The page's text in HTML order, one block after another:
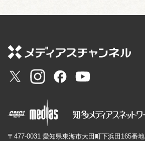
〒477-0031 愛知県東海市大田町下浜田165番地